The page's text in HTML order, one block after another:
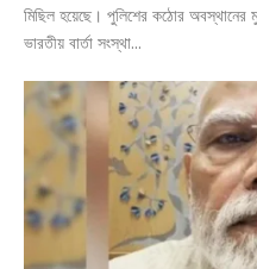
মিছিল হয়েছে। পুলিশের কঠোর অবস্থানের
ভারতীয় বার্তা সংস্থা...